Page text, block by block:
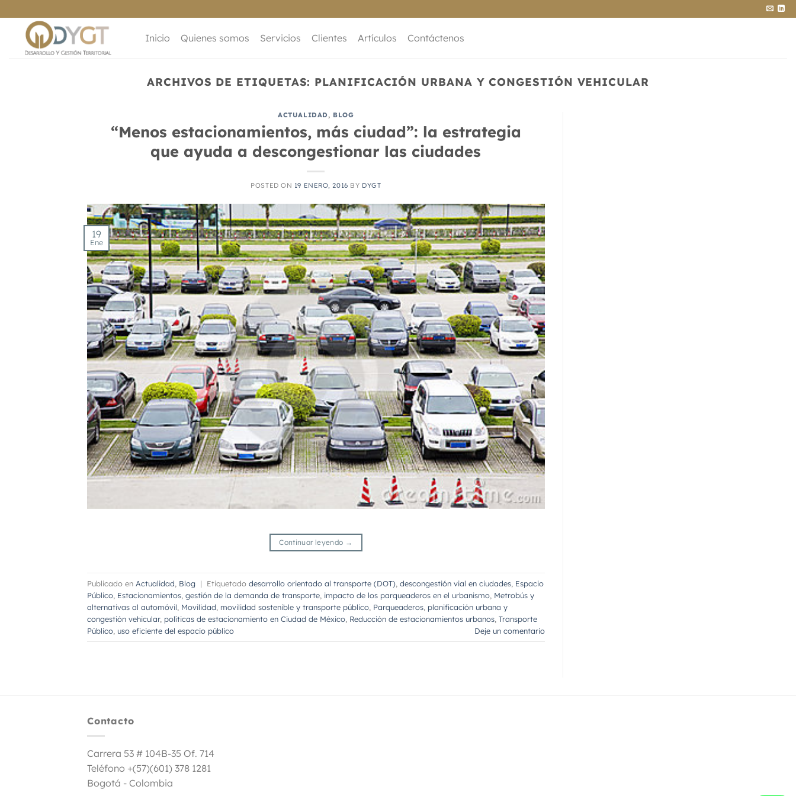
al
contenido
Inicio Quienes somos Servicios Clientes Artículos Contáctenos
ARCHIVOS DE ETIQUETAS: PLANIFICACIÓN URBANA Y CONGESTIÓN VEHICULAR
ACTUALIDAD, BLOG
“Menos estacionamientos, más ciudad”: la estrategia
que ayuda a descongestionar las ciudades
POSTED ON 19 ENERO, 2016 BY DYGT
19
Ene
Continuar leyendo →
Publicado en Actualidad Blog | Etiquetado desarrollo orientado al transporte (DOT) descongestión vial en ciudades Espacio
Público Estacionamientos gestión de la demanda de transporte impacto de los parqueaderos en el urbanismo Metrobús y
alternativas al automóvil Movilidad movilidad sostenible y transporte público Parqueaderos planificación urbana y
congestión vehicular, políticas de estacionamiento en Ciudad de México Reducción de estacionamientos urbanos Transporte
Público uso eficiente del espacio público Deje un comentario
Contacto
Carrera 53 # 104B-35 Of. 714
Teléfono +(57)(601) 378 1281
Bogotá - Colombia